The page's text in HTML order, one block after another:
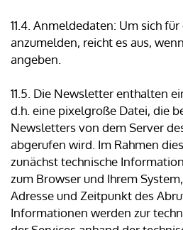
11.4. Anmeldedaten: Um sich
anzumelden, reicht es aus,
angeben.
11.5. Die Newsletter enthalten
d.h. eine pixelgroße Datei, die
Newsletters von dem Server
abgerufen wird. Im Rahmen
zunächst technische
zum Browser und Ihrem
Adresse und Zeitpunkt des
Informationen werden zur